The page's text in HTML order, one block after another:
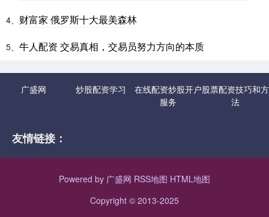
4、 财富家 俄罗斯十大最美森林
5、 牛人配资 交易真相，交易员努力方向的本质
广盛网 炒股配资学习
在线配资炒股开户
服务
股票配资技巧和方
法
友情链接：
Powered by 广盛网 RSS地图 HTML地图
Copyright © 2013-2025